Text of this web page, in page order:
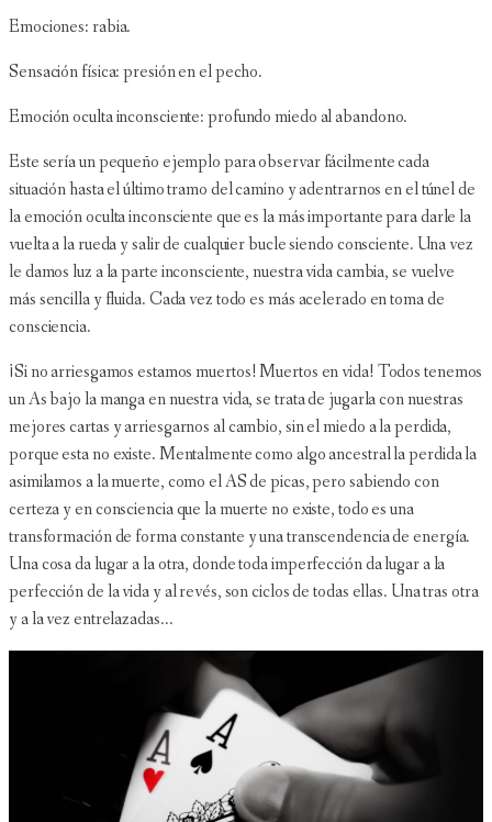
Emociones: rabia.
Sensación física: presión en el pecho.
Emoción oculta inconsciente: profundo miedo al abandono.
Este sería un pequeño ejemplo para observar fácilmente cada
situación hasta el último tramo del camino y adentrarnos en el túnel de
la emoción oculta inconsciente que es la más importante para darle la
vuelta a la rueda y salir de cualquier bucle siendo consciente. Una vez
le damos luz a la parte inconsciente, nuestra vida cambia, se vuelve
más sencilla y fluida. Cada vez todo es más acelerado en toma de
consciencia.
¡Si no arriesgamos estamos muertos! Muertos en vida! Todos tenemos
un As bajo la manga en nuestra vida, se trata de jugarla con nuestras
mejores cartas y arriesgarnos al cambio, sin el miedo a la perdida,
porque esta no existe. Mentalmente como algo ancestral la perdida la
asimilamos a la muerte, como el AS de picas, pero sabiendo con
certeza y en consciencia que la muerte no existe, todo es una
transformación de forma constante y una transcendencia de energía.
Una cosa da lugar a la otra, donde toda imperfección da lugar a la
perfección de la vida y al revés, son ciclos de todas ellas. Una tras otra
y a la vez entrelazadas...